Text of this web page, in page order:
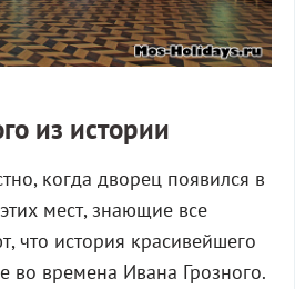
из истории
когда дворец появился в
мест, знающие все
что история красивейшего
во времена Ивана Грозного.